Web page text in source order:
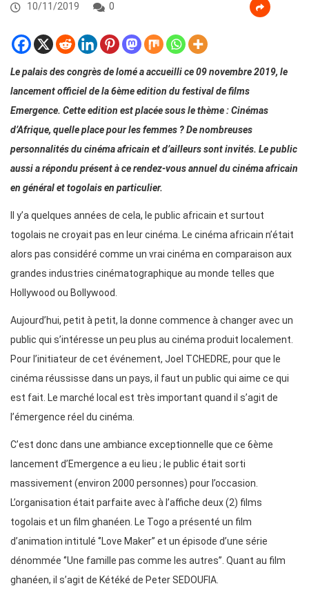
10/11/2019 0
Le palais des congrès de lomé a accueilli ce 09 novembre 2019, le
lancement officiel de la 6ème edition du festival de films
Emergence. Cette edition est placée sous le thème : Cinémas
d’Afrique, quelle place pour les femmes ? De nombreuses
personnalités du cinéma africain et d’ailleurs sont invités. Le public
aussi a répondu présent à ce rendez-vous annuel du cinéma africain
en général et togolais en particulier.
Il y’a quelques années de cela, le public africain et surtout
togolais ne croyait pas en leur cinéma. Le cinéma africain n’était
alors pas considéré comme un vrai cinéma en comparaison aux
grandes industries cinématographique au monde telles que
Hollywood ou Bollywood.
Aujourd’hui, petit à petit, la donne commence à changer avec un
public qui s’intéresse un peu plus au cinéma produit localement.
Pour l’initiateur de cet événement, Joel TCHEDRE, pour que le
cinéma réussisse dans un pays, il faut un public qui aime ce qui
est fait. Le marché local est très important quand il s’agit de
l’émergence réel du cinéma.
C’est donc dans une ambiance exceptionnelle que ce 6ème
lancement d’Emergence a eu lieu ; le public était sorti
massivement (environ 2000 personnes) pour l’occasion.
L’organisation était parfaite avec à l’affiche deux (2) films
togolais et un film ghanéen. Le Togo a présenté un film
d’animation intitulé ‘’Love Maker’’ et un épisode d’une série
dénommée ‘’Une famille pas comme les autres’’. Quant au film
ghanéen, il s’agit de Kétéké de Peter SEDOUFIA.